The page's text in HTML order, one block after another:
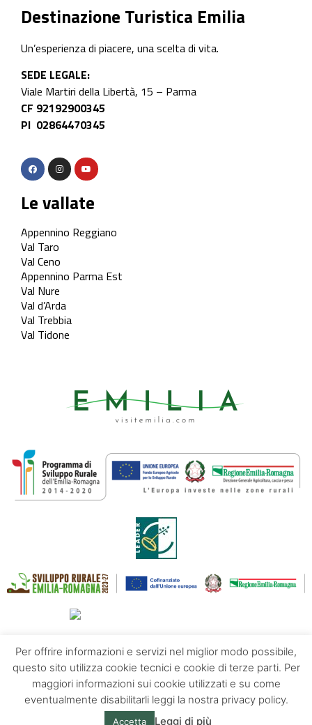
Destinazione Turistica Emilia
Un’esperienza di piacere, una scelta di vita.
SEDE LEGALE:
Viale Martiri della Libertà, 15 – Parma
CF 92192900345
PI 02864470345
Le vallate
Appennino Reggiano
Val Taro
Val Ceno
Appennino Parma Est
Val Nure
Val d’Arda
Val Trebbia
Val Tidone
Contatti Chi siamo Privacy policy
Per offrire informazioni e servizi nel miglior modo possibile,
questo sito utilizza cookie tecnici e cookie di terze parti. Per
maggiori informazioni sui cookie utilizzati e su come
eventualmente disabilitarli leggi la nostra privacy policy.
Accetta Leggi di più